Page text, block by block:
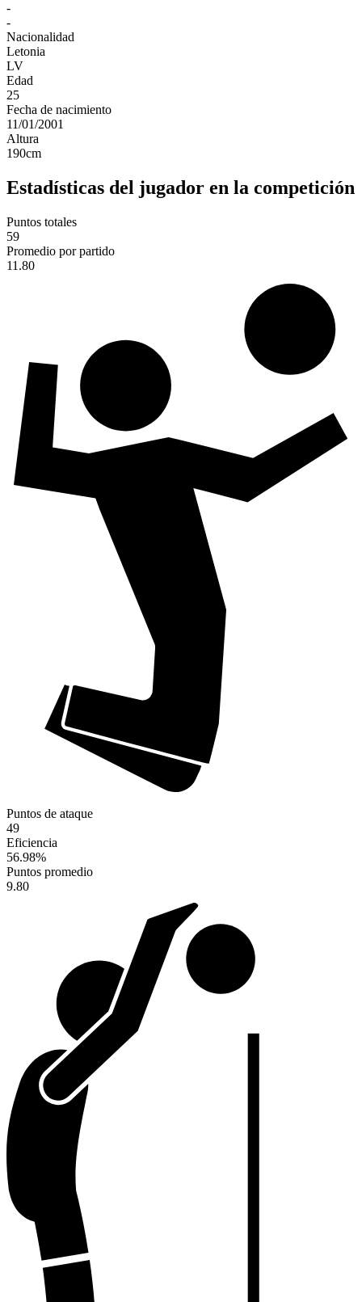
-
-
Nacionalidad
Letonia
LV
Edad
25
Fecha de nacimiento
11/01/2001
Altura
190cm
Estadísticas del jugador en la competición
Puntos totales
59
Promedio por partido
11.80
Puntos de ataque
49
Eficiencia
56.98%
Puntos promedio
9.80